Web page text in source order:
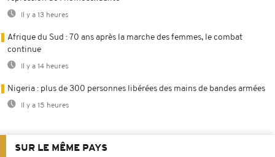
Il y a 13 heures
Afrique du Sud : 70 ans après la marche des femmes, le combat
continue
Il y a 14 heures
Nigeria : plus de 300 personnes libérées des mains de bandes armées
Il y a 15 heures
SUR LE MÊME PAYS